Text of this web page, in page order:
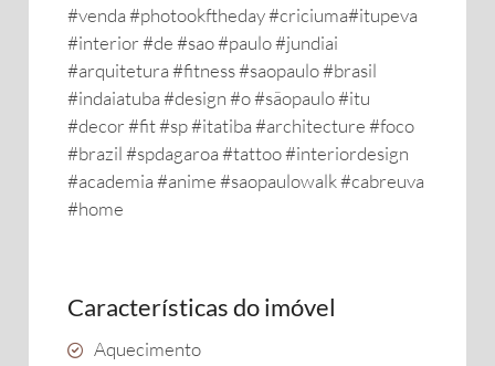
#venda #photookftheday #criciuma#itupeva
#interior #de #sao #paulo #jundiai
#arquitetura #fitness #saopaulo #brasil
#indaiatuba #design #o #sãopaulo #itu
#decor #fit #sp #itatiba #architecture #foco
#brazil #spdagaroa #tattoo #interiordesign
#academia #anime #saopaulowalk #cabreuva
#home
Características do imóvel
Aquecimento